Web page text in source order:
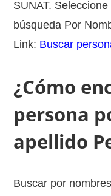
SUNAT.
búsqueda Por
Link: Buscar
¿Cómo
persona
apellido
Buscar por